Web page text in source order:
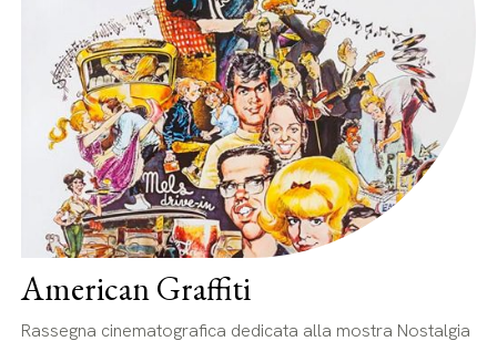
American Graffiti
Rassegna cinematografica dedicata alla mostra Nostalgia